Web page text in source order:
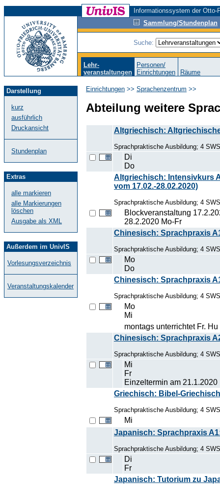
Informationssystem der
Sammlung/Stundenplan
Suche:
Lehr-
veranstaltungen
Personen/
Einrichtungen
Räume
Darstellung
kurz
ausführlich
Druckansicht
Stundenplan
Extras
alle markieren
alle Markierungen
löschen
Ausgabe als XML
Außerdem im UnivIS
Vorlesungsverzeichnis
Veranstaltungskalender
Einrichtungen >> Sprachenzentrum >>
Abteilung weitere
Altgriechisch:
Sprachpraktische Ausbildung; 4
Di
Do
Altgriechisch: Intensivkurs
vom 17.02.-28.02.2020)
Sprachpraktische Ausbildung; 4
Blockveranstaltung
28.2.2020 Mo-Fr
Chinesisch: Sprachpraxis
Sprachpraktische Ausbildung; 4
Mo
Do
Chinesisch: Sprachpraxis
Sprachpraktische Ausbildung; 4
Mo
Mi
montags unterrichtet Fr.
Chinesisch: Sprachpraxis
Sprachpraktische Ausbildung; 4
Mi
Fr
Einzeltermin am 21.1.2020
Griechisch: Bibel-Griechisch
Sprachpraktische Ausbildung; 4
Mi
Japanisch: Sprachpraxis
Sprachpraktische Ausbildung; 4
Di
Fr
Japanisch: Tutorium zu